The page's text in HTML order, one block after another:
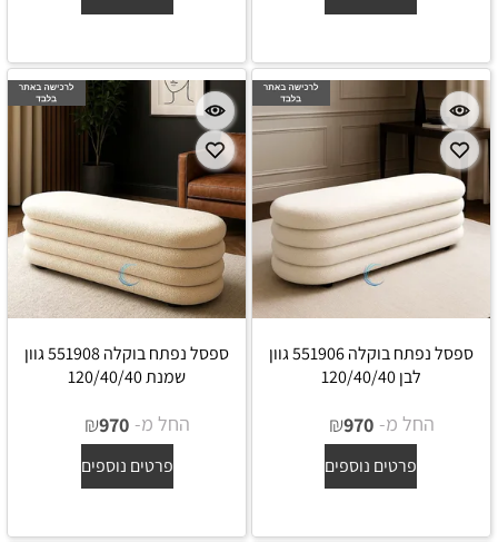
ספסל נפתח בוקלה 551906 גוון
לבן 120/40/40
החל מ- ₪970
פרטים נוספים
ספסל נפתח בוקלה 551908 גוון
שמנת 120/40/40
החל מ- ₪970
פרטים נוספים